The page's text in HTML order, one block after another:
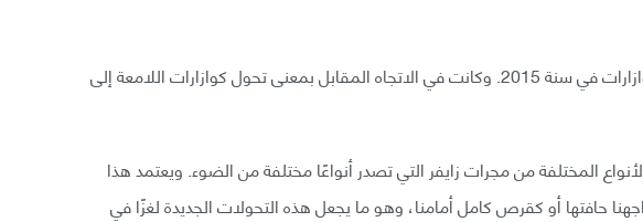
سجلت أول عملية تغيير شكل لأحد الكوازارات في سنة 2015. وكانت في الاتجاه المقابل بمعنى تحول كوازارات اللامعة إلى
المختلفة من مجرات زايفر التي تصدر أنواعًا مختلفة من الضوء. ويعتمد هذا
حافتها أو كقرص كامل أمامنا، وهو ما يجعل هذه التحولات الجديدة لغزًا في